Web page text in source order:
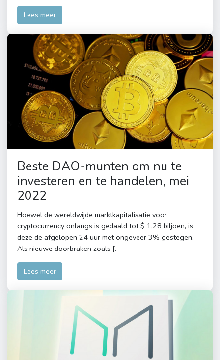
Lees meer
Beste DAO-munten om nu te
investeren en te handelen, mei
2022
Hoewel de wereldwijde marktkapitalisatie voor
cryptocurrency onlangs is gedaald tot $ 1,28 biljoen, is
deze de afgelopen 24 uur met ongeveer 3% gestegen.
Als nieuwe doorbraken zoals [.
Lees meer